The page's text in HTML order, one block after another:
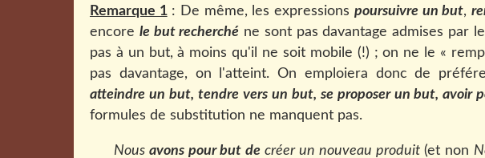
Remarque 1: De même, les expressions poursuivre un but,
encore le but recherché ne sont pas davantage admises par
pas à un but, à moins qu'il ne soit mobile (!) ; on ne le «
pas davantage, on l'atteint. On emploiera donc de
atteindre un but, tendre vers un but, se proposer un but, avoir
formules de substitution ne manquent pas.
Nous avons pour but de créer un nouveau produit(et non